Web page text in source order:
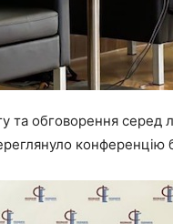
та обговорення серед
конференцію